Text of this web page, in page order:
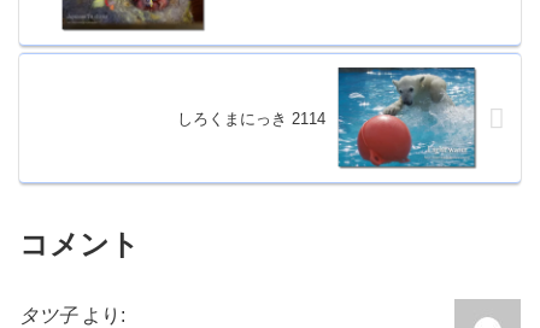
しろくまにっき 2114
コメント
タツ子 より: